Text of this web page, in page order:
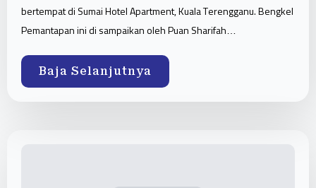
bertempat di Sumai Hotel Apartment, Kuala Terengganu. Bengkel
Pemantapan ini di sampaikan oleh Puan Sharifah…
Baja Selanjutnya